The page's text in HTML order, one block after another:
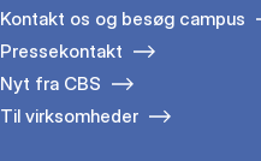
Kontakt os og besøg campus
Pressekontakt
Nyt fra CBS
Til virksomheder